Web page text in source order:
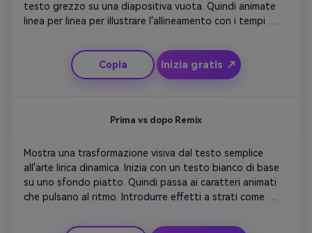
testo grezzo su una diapositiva vuota. Quindi animate
linea per linea per illustrare l'allineamento con i tempi
differenze temporali. Aggiungi didascalie che spiegano
ogni scelta visiva. Concludete il video confrontando il
risultato prima/dopo, dimostrando un flusso cinetico
Copia Inizia gratis ↗
Prima vs dopo Remix
Mostra una trasformazione visiva dal testo semplice
all'arte lirica dinamica. Inizia con un testo bianco di base
su uno sfondo piatto. Quindi passa ai caratteri animati
che pulsano al ritmo. Introdurre effetti a strati come
calmi con grafici corali intensi. Il risultato dovrebbe